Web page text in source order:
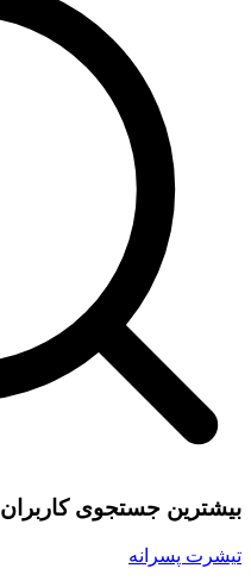
بیشترین جستجوی کاربران
تیشرت پسرانه